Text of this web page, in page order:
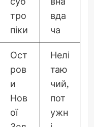
тро
піки
вда
ча
Ост
ров
и
Нов
ої
Нелі
таю
чий,
пот
ужн